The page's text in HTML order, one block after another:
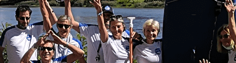
Ajoutez un logo, un bouton, des réseaux sociaux
Cliquez pour éditer